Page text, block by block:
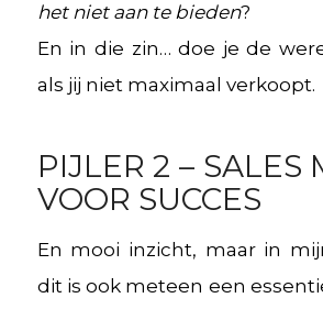
het niet aan te bieden?
En in die zin… doe je de
als jij niet maximaal verkoopt.
PIJLER 2 – SALES
VOOR SUCCES
En mooi inzicht, maar in
dit is ook meteen een